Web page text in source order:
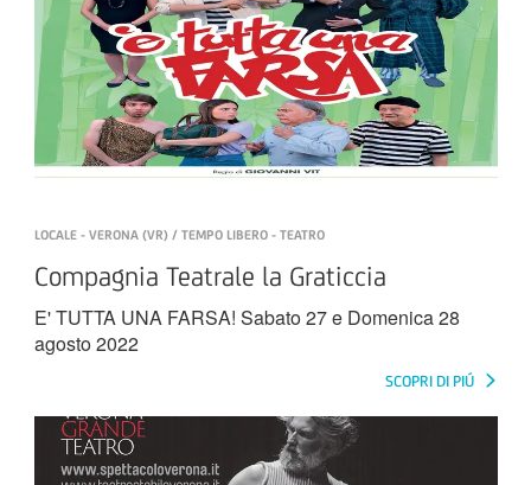
LOCALE - VERONA (VR) / TEMPO LIBERO - TEATRO
Compagnia Teatrale la Graticcia
E' TUTTA UNA FARSA! Sabato 27 e Domenica 28
agosto 2022
SCOPRI DI PIÚ